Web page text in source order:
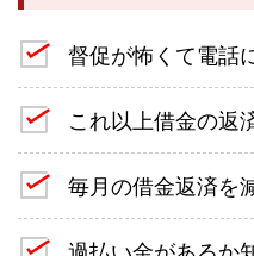
督促が怖くて電話
これ以上借金の返
毎月の借金返済を